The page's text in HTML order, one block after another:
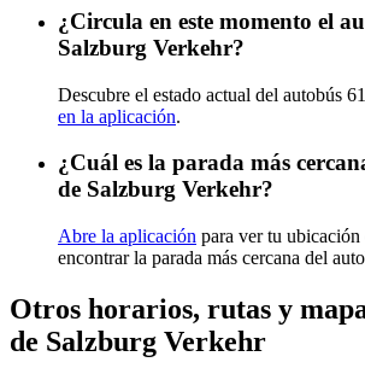
¿Circula en este momento el
Salzburg Verkehr?
Descubre el estado actual del autobús
en la aplicación.
¿Cuál es la parada más
de Salzburg Verkehr?
Abre la aplicación para ver tu ubicación
encontrar la parada más cercana del
Otros horarios, rutas y
de Salzburg Verkehr